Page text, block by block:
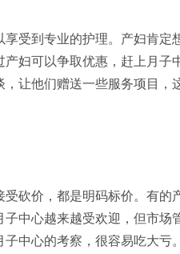
到专业的护理。产妇肯定
妇可以争取优惠，赶上月子
让他们赠送一些服务项目，
价，都是明码标价。有的
中心越来越受欢迎，但市场
中心的考察，很容易吃大亏。